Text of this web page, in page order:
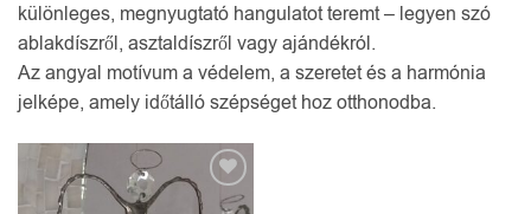
különleges, megnyugtató hangulatot teremt – legyen szó
ablakdíszről, asztaldíszről vagy ajándékról.
Az angyal motívum a védelem, a szeretet és a harmónia
jelképe, amely időtálló szépséget hoz otthonodba.
Kedvencekhez